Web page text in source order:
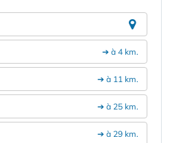
➔ à 4 km.
➔ à 11 km.
➔ à 25 km.
➔ à 29 km.